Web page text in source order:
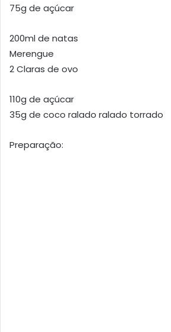
75g de açúcar
200ml de natas
Merengue
2 Claras de ovo
110g de açúcar
35g de coco ralado ralado torrado
Preparação: